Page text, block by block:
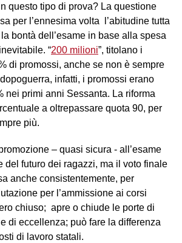
questo tipo di prova? La questione
per l’ennesima volta l’abitudine tutta
bontà dell’esame in base alla spesa
“200 milioni”, titolano i
di promossi, anche se non è sempre
infatti, i promossi erano
nei primi anni Sessanta. La riforma
a oltrepassare quota 90, per
più.
– quasi sicura - all’esame
del futuro dei ragazzi, ma il voto finale
anche consistentemente, per
per l’ammissione ai corsi
chiuso; apre o chiude le porte di
di eccellenza; può fare la differenza
di lavoro statali.